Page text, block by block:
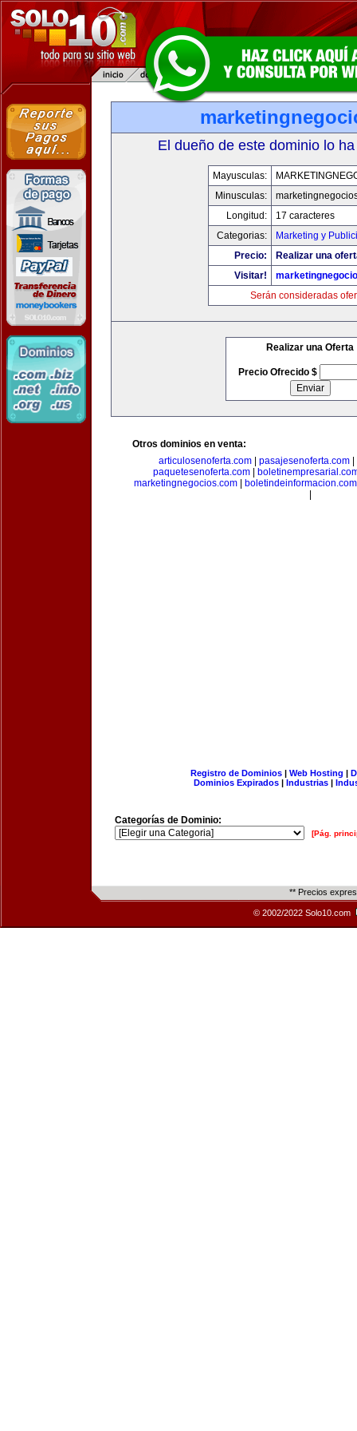
El dueño de este dominio lo
Mayusculas:
Minusculas:
Longitud:
17 caracteres
Categorias:
Marketing y
Precio:
Realizar una
Visitar!
Serán consideradas
Realizar una Oferta
Precio Ofrecido $
Otros dominios en venta:
articulosenoferta.com
pasajesenoferta.com
paquetesenoferta.com|
marketingnegocios.com
boletindeinformacion.com
Registro de Dominios| Web Hosting |
Dominios Expirados | Industrias |
Categorías de Dominio:
[Pág.
** Precios
© 2002/2022 Solo10.com